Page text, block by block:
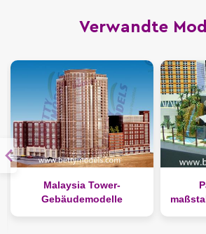
Verwandte
Malaysia Tower-
Gebäudemodelle